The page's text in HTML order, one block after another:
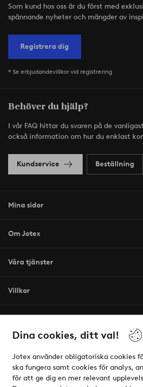
Dina cookies, ditt val!
Jotex använder obligatoriska cookies
ska fungera samt cookies för analys,
för att ge dig en mer relevant
Som kund hos oss är du först med
spännande nyheter och mängder av
Registrera dig
* Se erbjudandevillkor vid registrering
Behöver du hjälp?
I vår FAQ hittar du svaren på de
också information om hur du enklast
Kundservice Beställning
Mina sidor
Om Jotex
Våra tjänster
Villkor